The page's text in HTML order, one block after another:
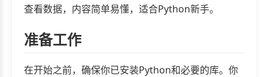
查看数据，内容简单易懂，适合Python新手。
准备工作
在开始之前，确保你已安装Python和必要的库。你